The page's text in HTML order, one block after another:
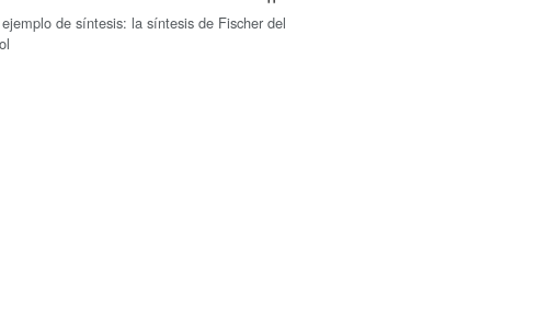
de síntesis: la síntesis de Fischer del